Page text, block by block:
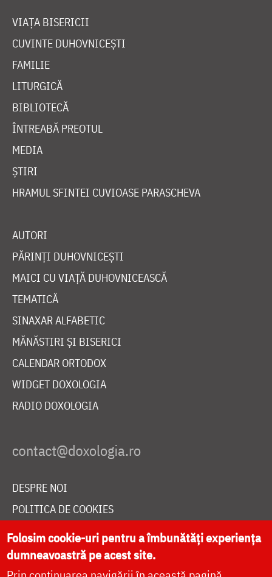
VIAȚA BISERICII
CUVINTE DUHOVNICEȘTI
FAMILIE
LITURGICĂ
BIBLIOTECĂ
ÎNTREABĂ PREOTUL
MEDIA
ȘTIRI
HRAMUL SFINTEI CUVIOASE PARASCHEVA
AUTORI
PĂRINȚI DUHOVNICEȘTI
MAICI CU VIAȚĂ DUHOVNICEASCĂ
TEMATICĂ
SINAXAR ALFABETIC
MĂNĂSTIRI ȘI BISERICI
CALENDAR ORTODOX
WIDGET DOXOLOGIA
RADIO DOXOLOGIA
DESPRE NOI
POLITICA DE COOKIES
DONEAZĂ ONLINE PENTRU CATEDRALA NAȚIONALĂ
Folosim cookie-uri pentru a îmbunătăți experiența
dumneavoastră pe acest site.